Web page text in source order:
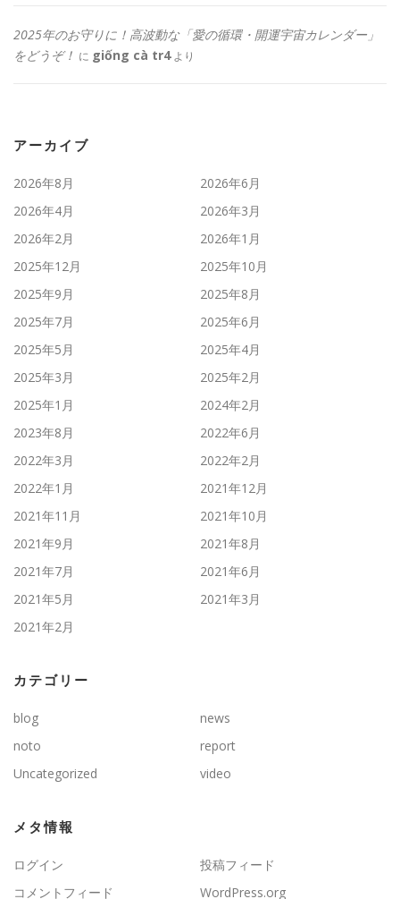
2025年のお守りに！高波動な「愛の循環・開運宇宙カレンダー」
をどうぞ！ に giống cà tr4より
アーカイブ
2026年8月
2026年6月
2026年4月
2026年3月
2026年2月
2026年1月
2025年12月
2025年10月
2025年9月
2025年8月
2025年7月
2025年6月
2025年5月
2025年4月
2025年3月
2025年2月
2025年1月
2024年2月
2023年8月
2022年6月
2022年3月
2022年2月
2022年1月
2021年12月
2021年11月
2021年10月
2021年9月
2021年8月
2021年7月
2021年6月
2021年5月
2021年3月
2021年2月
カテゴリー
blog
news
noto
report
Uncategorized
video
メタ情報
ログイン
投稿フィード
コメントフィード
WordPress.org